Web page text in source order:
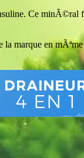
Ce minÃ©ral
la marque en